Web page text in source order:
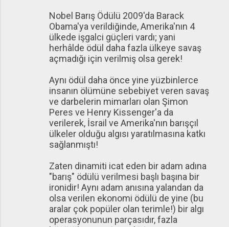
Nobel Barış Ödülü 2009'da Barack
Obama'ya verildiğinde, Amerika'nın 4
ülkede işgalci güçleri vardı; yani
herhâlde ödül daha fazla ülkeye savaş
açmadığı için verilmiş olsa gerek!
Aynı ödül daha önce yine yüzbinlerce
insanın ölümüne sebebiyet veren savaş
ve darbelerin mimarları olan Şimon
Peres ve Henry Kissenger'a da
verilerek, İsrail ve Amerika'nın barışçıl
ülkeler olduğu algısı yaratılmasına katkı
sağlanmıştı!
Zaten dinamiti icat eden bir adam adına
"barış" ödülü verilmesi başlı başına bir
ironidir! Aynı adam anısına yalandan da
olsa verilen ekonomi ödülü de yine (bu
aralar çok popüler olan terimle!) bir algı
operasyonunun parçasıdır, fazla